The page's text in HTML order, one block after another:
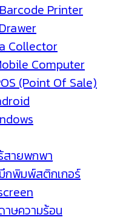
Printer
Collector
Computer
(Point Of Sale)
สายพกพา
กพิมพ์สติกเกอร์
าษความร้อน